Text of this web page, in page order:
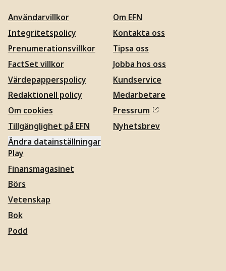
Användarvillkor
Integritetspolicy
Prenumerationsvillkor
FactSet villkor
Värdepapperspolicy
Redaktionell policy
Om cookies
Tillgänglighet på EFN
Ändra datainställningar
Om EFN
Kontakta oss
Tipsa oss
Jobba hos oss
Kundservice
Medarbetare
Pressrum
Nyhetsbrev
Play
Finansmagasinet
Börs
Vetenskap
Bok
Podd